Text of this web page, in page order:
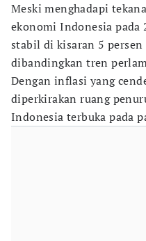
Meski menghadapi
ekonomi Indonesia pada
stabil di kisaran 5
dibandingkan tren
Dengan inflasi yang
diperkirakan ruang
Indonesia terbuka pada